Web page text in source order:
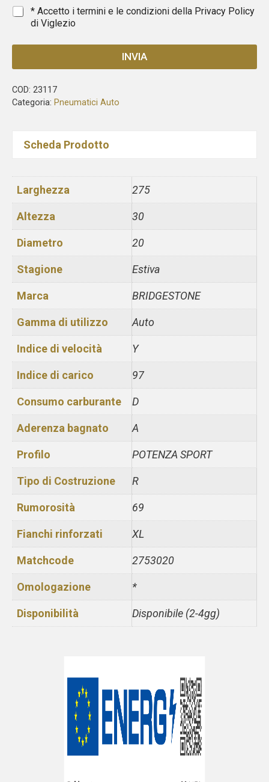
* * Accetto i termini e le condizioni della Privacy Policy
di Viglezio
INVIA
COD: 23117
Categoria: Pneumatici Auto
Scheda Prodotto
Larghezza 275
Altezza 30
Diametro 20
Stagione Estiva
Marca BRIDGESTONE
Gamma di utilizzo Auto
Indice di velocità Y
Indice di carico 97
Consumo carburante D
Aderenza bagnato A
Profilo POTENZA SPORT
Tipo di Costruzione R
Rumorosità 69
Fianchi rinforzati XL
Matchcode 2753020
Omologazione *
Disponibilità Disponibile (2-4gg)